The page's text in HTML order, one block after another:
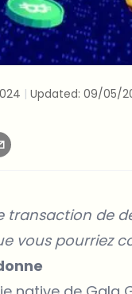
| Updated: 09/05/
transaction de
vous pourriez